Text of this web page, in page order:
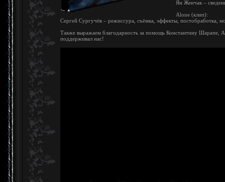
Ян Женчак –
Alone (клип):
Сергей Сургучёв – режиссура, съёмка, эффекты, постобработка,
Также выражаем благодарность за помощь Константину Шарапе,
поддерживал нас!